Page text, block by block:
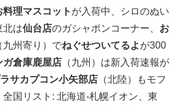
料理マスコット が入荷中、シロのぬい
北は仙台店のガシャポンコーナー、 お
九州寄り）でねぐせついてるよ が300
ガ倉庫鹿屋店 （九州）は新入荷速報が
サカプコン小矢部店 （北陸）もモフ
国リスト: 北海道-札幌イオン、東